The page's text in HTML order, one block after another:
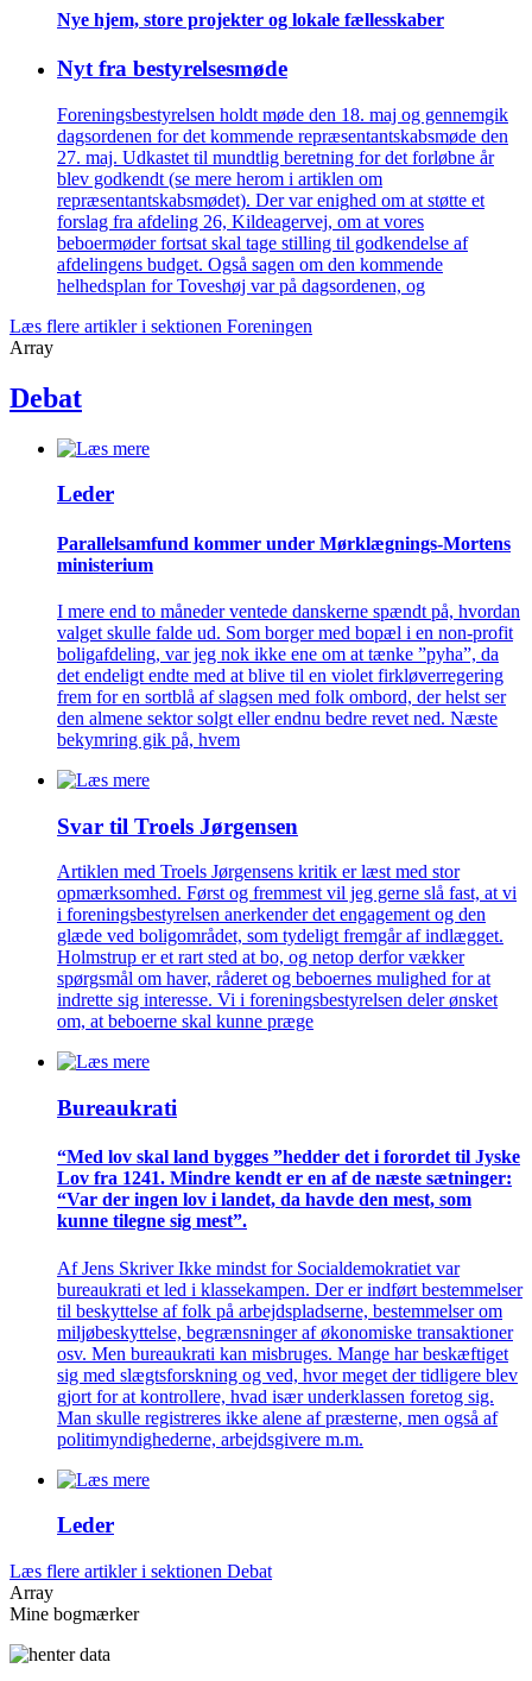
Nye hjem, store projekter og lokale fælles­skaber
Nyt fra bestyrelsesmøde
Foreningsbestyrelsen holdt møde den 18. maj og gennemgik
dagsordenen for det kommende repræsentantskabsmøde den
27. maj. Udkastet til mundtlig beretning for det forløbne år
blev godkendt (se mere herom i artiklen om
repræsentantskabsmødet). Der var enighed om at støtte et
forslag fra afdeling 26, Kildeagervej, om at vores
beboermøder fortsat skal tage stilling til godkendelse af
afdelingens budget. Også sagen om den kommende
helhedsplan for Toveshøj var på dagsordenen, og
Læs flere artikler i sektionen Foreningen
Array
Debat
Leder
Parallelsamfund kommer under Mørklægnings-Mortens
ministerium
I mere end to måneder ventede danskerne spændt på, hvordan
valget skulle falde ud. Som borger med bopæl i en non-profit
boligafdeling, var jeg nok ikke ene om at tænke ”pyha”, da
det endeligt endte med at blive til en violet firkløverregering
frem for en sortblå af slagsen med folk ombord, der helst ser
den almene sektor solgt eller endnu bedre revet ned. Næste
bekymring gik på, hvem
Svar til Troels Jørgensen
Artiklen med Troels Jørgensens kritik er læst med stor
opmærksomhed. Først og fremmest vil jeg gerne slå fast, at vi
i foreningsbestyrelsen anerkender det engagement og den
glæde ved boligområdet, som tydeligt fremgår af indlægget.
Holmstrup er et rart sted at bo, og netop derfor vækker
spørgsmål om haver, råderet og beboernes mulighed for at
indrette sig interesse. Vi i foreningsbestyrelsen deler ønsket
om, at beboerne skal kunne præge
Bureaukrati
“Med lov skal land bygges ”hedder det i forordet til Jyske
Lov fra 1241. Mindre kendt er en af de næste sætninger:
“Var der ingen lov i landet, da havde den mest, som
kunne tilegne sig mest”.
Af Jens Skriver Ikke mindst for Socialdemokratiet var
bureaukrati et led i klassekampen. Der er indført bestemmelser
til beskyttelse af folk på arbejdspladserne, bestemmelser om
miljøbeskyttelse, begrænsninger af økonomiske transaktioner
osv. Men bureaukrati kan misbruges. Mange har beskæftiget
sig med slægtsforskning og ved, hvor meget der tidligere blev
gjort for at kontrollere, hvad især underklassen foretog sig.
Man skulle registreres ikke alene af præsterne, men også af
politimyndighederne, arbejdsgivere m.m.
Leder
Læs flere artikler i sektionen Debat
Array
Mine bogmærker